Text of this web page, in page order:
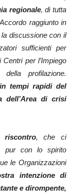
regionale, di tutta
raggiunto in
discussione con il
sufficienti per
per l’Impiego
della profilazione.
tempi rapidi del
dell’Area di crisi
, che ci
pur con lo spirito
le Organizzazioni
intenzione di
e dirompente,